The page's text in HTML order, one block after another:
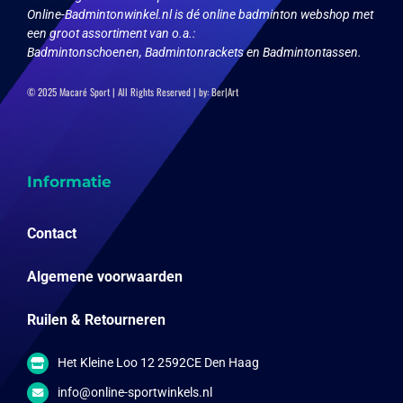
Online-Badmintonwinkel.nl is dé online badminton webshop met
een groot assortiment van o.a.:
Badmintonschoenen, Badmintonrackets en Badmintontassen.
© 2025 Macaré Sport | All Rights Reserved | by:Ber|Art
Informatie
Contact
Algemene voorwaarden
Ruilen & Retourneren
Het Kleine Loo 12 2592CE Den Haag
info@online-sportwinkels.nl